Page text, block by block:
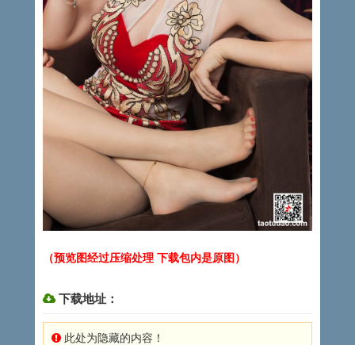
（预览图经过压缩处理 下载包内是原图）
下载地址：
此处为隐藏的内容！